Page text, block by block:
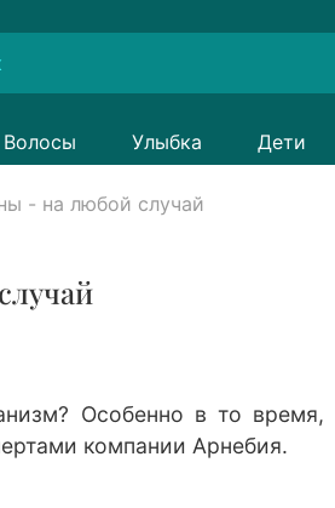
Волосы Улыбка Дети
- на любой случай
Особенно в то
компании Арнебия.